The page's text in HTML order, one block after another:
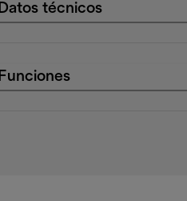
Datos técnicos
Funciones